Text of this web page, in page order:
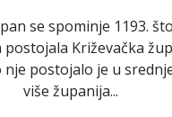
se spominje 1193.
postojala Križevačka
postojalo je u
više županija...